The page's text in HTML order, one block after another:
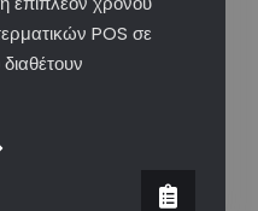
POS σε